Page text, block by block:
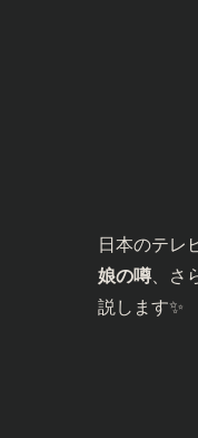
日本のテレ
娘の噂、さ
説します✨